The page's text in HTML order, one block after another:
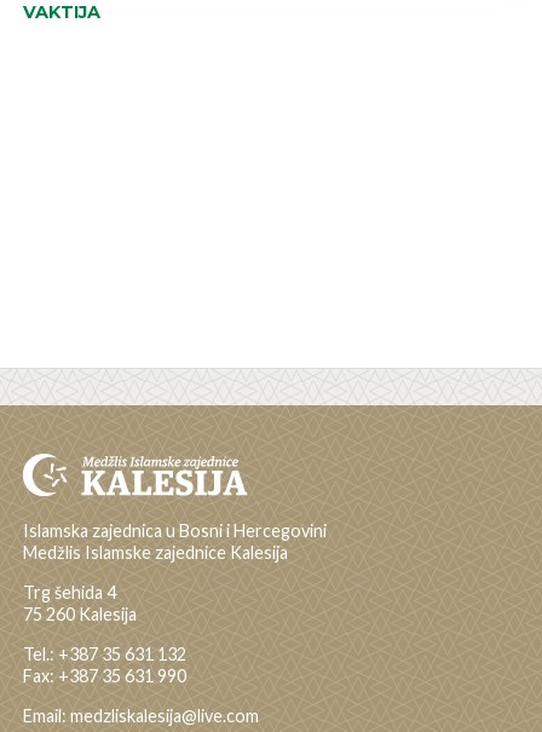
VAKTIJA
Islamska zajednica u Bosni i Hercegovini
Medžlis Islamske zajednice Kalesija
Trg šehida 4
75 260 Kalesija
Tel.: +387 35 631 132
Fax: +387 35 631 990
Email: medzliskalesija@live.com